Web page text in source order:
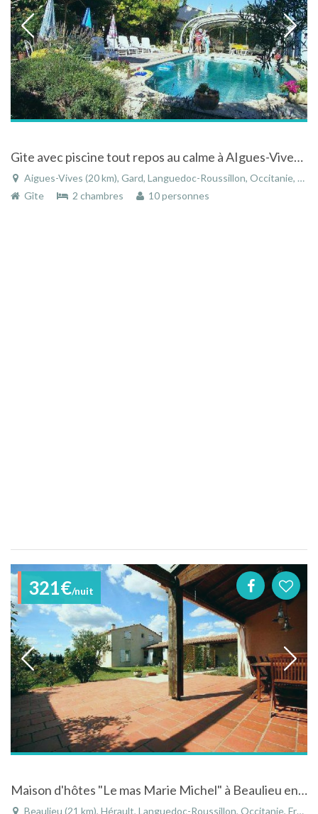
Gite avec piscine tout repos au calme à AIgues-Vives dans le Gard dans le Languedoc-Roussillon
Aigues-Vives (20 km), Gard, Languedoc-Roussillon, Occitanie, France
Gîte
2 chambres 10 personnes
321€/nuit
Maison d'hôtes "Le mas Marie Michel" à Beaulieu en Languedoc avec piscine et vue sur le pic Saint-Lo
Beaulieu (21 km), Hérault, Languedoc-Roussillon, Occitanie, France